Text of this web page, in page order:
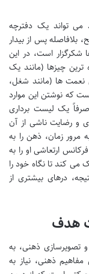
می تواند یک دفترچه
پس از بیدار
شکرگزار است، در این
ترین چیزها (مانند یک
نعمت ها (مانند شغل،
که نوشتن این موارد
یک لیست برداری
و رضایت ناشی از آن
مرور زمان، ذهن را به
ارتعاشی او را به
می کند تا نگاه خود را
درهای بیشتری از
هدف
تصویرسازی ذهنی، به
ذهنی، نیاز به